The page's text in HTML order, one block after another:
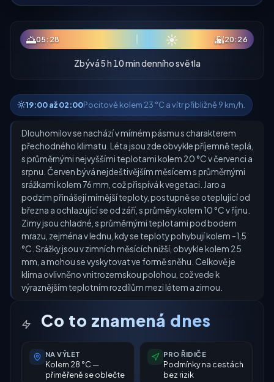
🌅05:28 ☀ 🌇20:26
Zbývá 5 h 10 min denního světla
19:00 až 02:00Pocitově kolem 23 °C a vítr přibližně 9 km/h.
Dlouhomilov se nachází v mírném pásmu s charakterem
přechodného klimatu. Léta jsou zde obvykle příjemně teplá,
s průměrnými nejvyššími teplotami kolem 20 °C v červenci a
srpnu. Červen bývá nejdeštivějším měsícem s průměrnými
srážkami kolem 76 mm, což přispívá k vegetaci. Jaro a
podzim přinášejí mírnější teploty, postupně se oteplující od
března a ochlazující se od září, s průměry kolem 10 °C v říjnu.
Zimy jsou chladné, s průměrnými teplotami pod bodem
mrazu, zejména v lednu, kdy se teploty pohybují kolem -1,5
°C. Srážky jsou v zimních měsících nižší, obvykle kolem 25
mm, a mohou se vyskytovat ve formě sněhu. Celkově je
klima ovlivněno vnitrozemskou polohou, což vede k
výraznějším teplotním rozdílům mezi létem a zimou.
Co to znamená dnes
NA VÝLET
Kolem 28 °C —
přiměřeně se oblečte
PRO ŘIDIČE
Podmínky na cestách
bez rizik